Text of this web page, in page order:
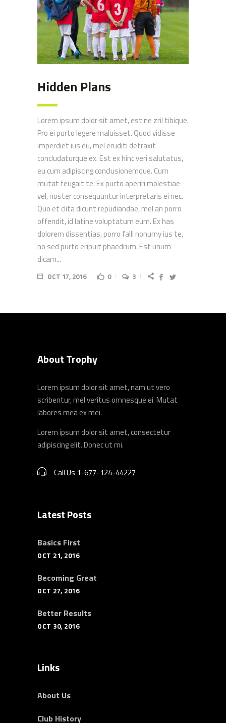
Hidden Plans
Lorem ipsum dolor sit amet, est ne zril tibique.
Pro ei purto legere maluisset. Quod vidisse
imperdiet ius eu, mel eruditi detraxit
concludaturque ex. Est ex hinc veri salutatus,
eu cum adipiscing conclusionemque. Cum
mutat feugait te. Ex purto aperiri molestiae
vel, noster consequuntur interpretaris ei nec.
Quo et clita dicunt repudiandae, mel an porro
offendit, id latine voluptatum eum. Ex has
dolorem dissentias, porro falli nonumy ius te,
no sed purto eripuit phaedrum. Est unum
dicam...
OCT 17, 2016 0 3
About Trophy
Lorem ipsum dolor sit amet, nam ut vero
scribentur, mel veritus omnesque ei. Mutat
labores mea ex mei.
Lorem ipsum dolor sit amet, consectetur
adipiscing elit. Donec ut mi.
Call Us 1-677-124-44227
Latest Posts
Basics First
OCT 21, 2016
Becoming Great
OCT 27, 2016
Better Results
OCT 30, 2016
Links
About Us
Club History